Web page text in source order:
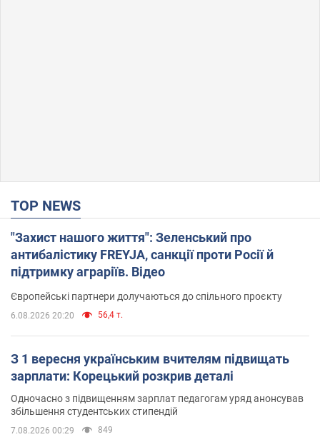
TOP NEWS
"Захист нашого життя": Зеленський про
антибалістику FREYJA, санкції проти Росії й
підтримку аграріїв. Відео
Європейські партнери долучаються до спільного проєкту
6.08.2026 20:20 56,4 т.
З 1 вересня українським вчителям підвищать
зарплати: Корецький розкрив деталі
Одночасно з підвищенням зарплат педагогам уряд анонсував
збільшення студентських стипендій
7.08.2026 00:29 849